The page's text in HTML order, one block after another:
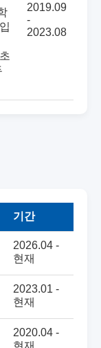
2019.09
-
2023.08
기간
2026.04 -
현재
2023.01 -
현재
2020.04 -
현재